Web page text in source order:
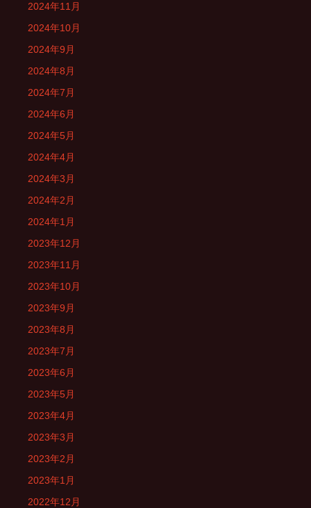
2024年11月
2024年10月
2024年9月
2024年8月
2024年7月
2024年6月
2024年5月
2024年4月
2024年3月
2024年2月
2024年1月
2023年12月
2023年11月
2023年10月
2023年9月
2023年8月
2023年7月
2023年6月
2023年5月
2023年4月
2023年3月
2023年2月
2023年1月
2022年12月